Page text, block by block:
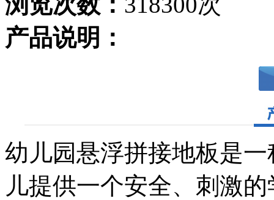
产品说明：
幼儿园悬浮拼接地板是
儿提供一个安全、刺激